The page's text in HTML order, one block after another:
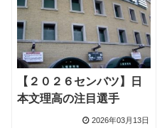
【２０２６センバツ】日
本文理高の注目選手
2026年03月13日